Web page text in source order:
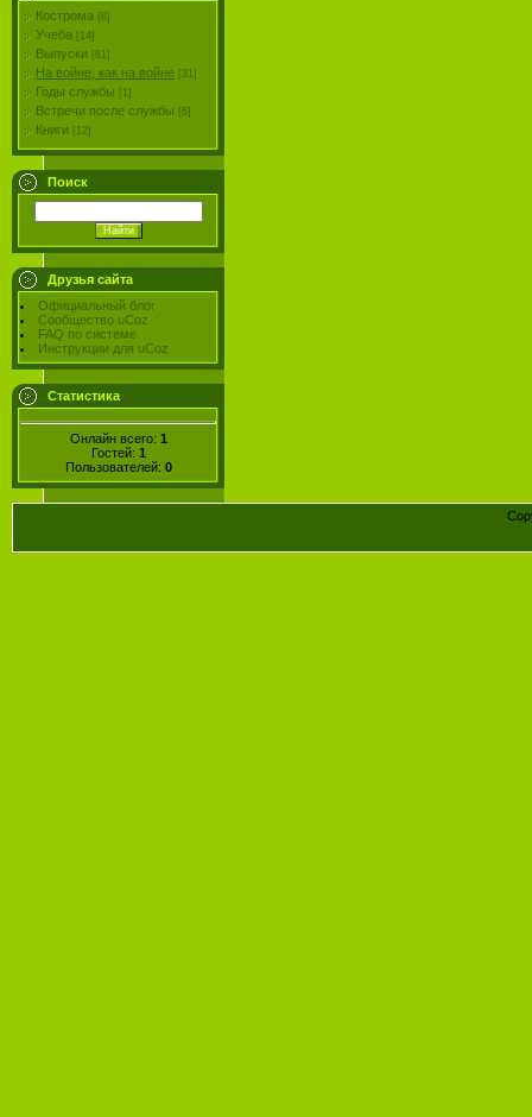
Кострома
[8]
Учеба [14]
Выпуски [81]
На войне, как на войне [31]
Годы службы [1]
Встречи после службы [6]
Книги [12]
Поиск
Друзья сайта
Официальный блог
Сообщество uCoz
FAQ по системе
Инструкции для uCoz
Статистика
Онлайн всего: 1
Гостей: 1
Пользователей: 0